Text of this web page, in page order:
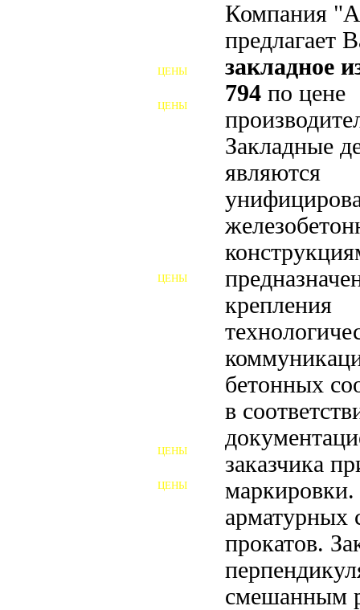
Компания
предлагает
закладное
794 по цене
Закладные
являются
крепления
бетонных
в
заказчика
маркировки.
арматурных
прокатов.
смешанным
ЦЕНЫ
ЦЕНЫ
ШАЙБЫ ФУНДАМЕНТНЫЕ
ЦЕНЫ
ЦЕНЫ
ЦЕНЫ